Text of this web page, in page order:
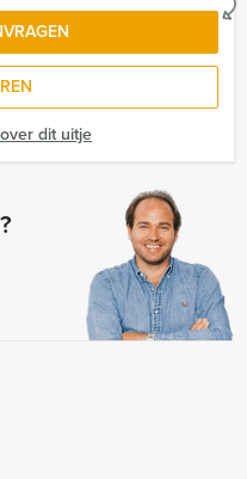
dit uitje